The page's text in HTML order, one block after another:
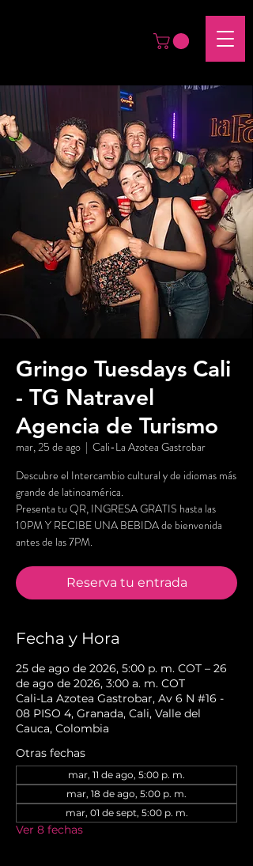
Gringo Tuesdays Cali
- TG Natravel
Agencia de Turismo
mar, 25 de ago
  |
Cali-La Azotea Gastrobar
Descubre el Intercambio cultural y de idiomas más
grande de latinoamérica.
Presenta tu QR, INGRESA GRATIS hasta las
10PM Y RECIBE UNA BEBIDA de bienvenida
antes de las 7PM.
Reserva tu entrada
Fecha y Hora
25 de ago de 2026, 5:00 p. m. COT – 26
de ago de 2026, 3:00 a. m. COT
Cali-La Azotea Gastrobar, Av 6 N #16 -
08 PISO 4, Granada, Cali, Valle del
Cauca, Colombia
Otras fechas
mar, 11 de ago, 5:00 p. m.
mar, 18 de ago, 5:00 p. m.
mar, 01 de sept, 5:00 p. m.
Ver 8 fechas